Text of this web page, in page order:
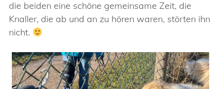
die beiden eine schöne gemeinsame Zeit, die
Knaller, die ab und an zu hören waren, störten ihn
nicht.